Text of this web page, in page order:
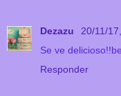
Dezazu
20/11/
Se ve
Responder